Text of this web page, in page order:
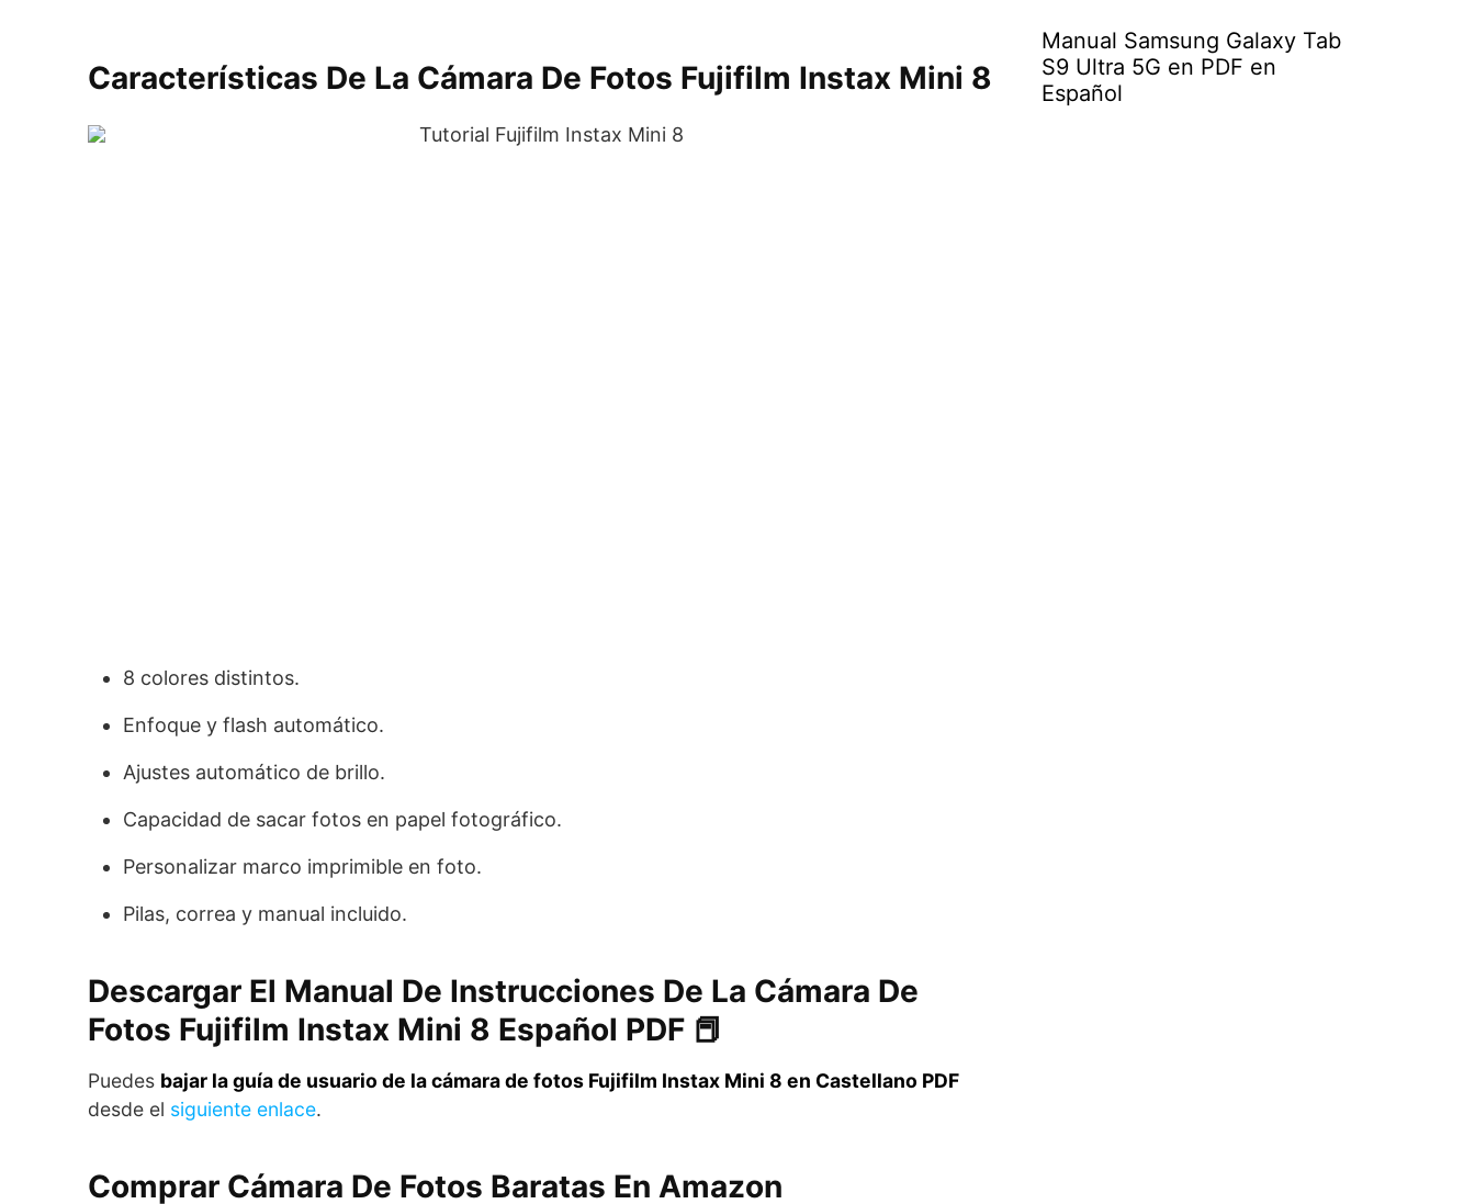
Características De La Cámara De Fotos Fujifilm Instax Mini 8
8 colores distintos.
Enfoque y flash automático.
Ajustes automático de brillo.
Capacidad de sacar fotos en papel fotográfico.
Personalizar marco imprimible en foto.
Pilas, correa y manual incluido.
Descargar El Manual De Instrucciones De La Cámara De
Fotos Fujifilm Instax Mini 8 Español PDF 📕
Puedes bajar la guía de usuario de la cámara de fotos Fujifilm Instax Mini 8 en Castellano PDF
desde el siguiente enlace.
Comprar Cámara De Fotos Baratas En Amazon
Manual Samsung Galaxy Tab
S9 Ultra 5G en PDF en
Español